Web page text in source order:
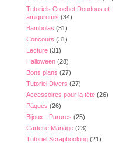
Tutoriels Crochet Doudous et
amigurumis (34)
Bambolas (31)
Concours (31)
Lecture (31)
Halloween (28)
Bons plans (27)
Tutoriel Divers (27)
Accessoires pour la tête (26)
Pâques (26)
Bijoux - Parures (25)
Carterie Mariage (23)
Tutoriel Scrapbooking (21)